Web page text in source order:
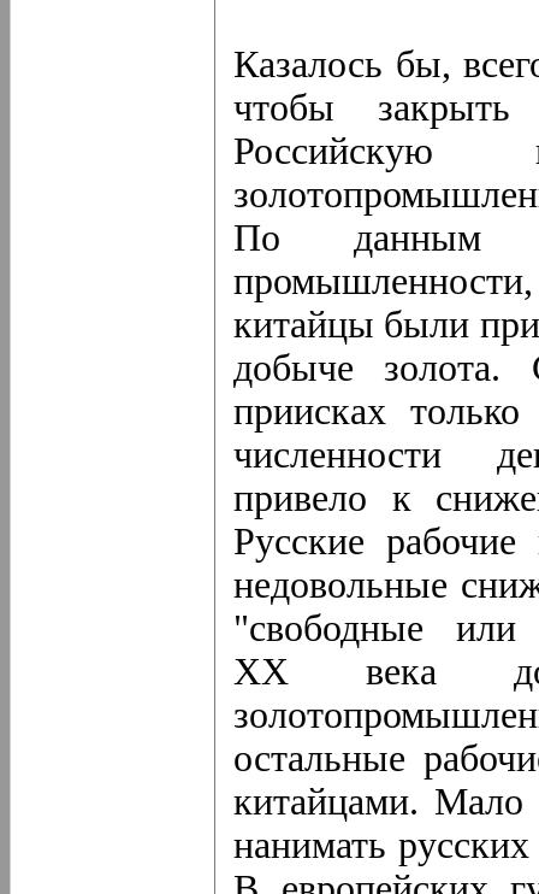
Казалось бы,
чтобы
По данным
китайцы были
добыче
приисках только
численности
привело к
Русские
недовольные
"свободные
XX века
остальные
китайцами. Мало
нанимать